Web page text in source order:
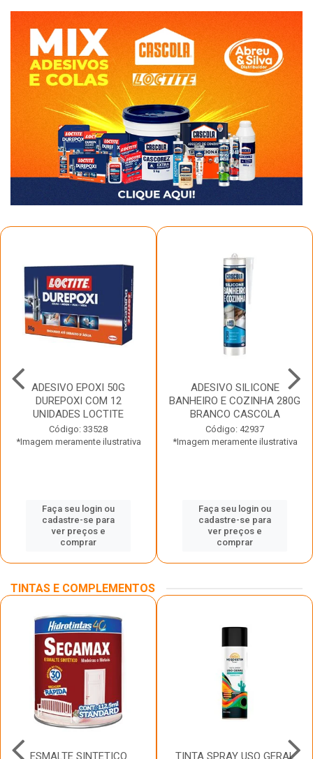
ADESIVO EPOXI 50G
DUREPOXI COM 12
UNIDADES LOCTITE
Código: 33528
*Imagem meramente ilustrativa
Faça seu login ou
cadastre-se para
ver preços e
comprar
ADESIVO SILICONE
BANHEIRO E COZINHA 280G
BRANCO CASCOLA
Código: 42937
*Imagem meramente ilustrativa
Faça seu login ou
cadastre-se para
ver preços e
comprar
TINTAS E COMPLEMENTOS
ESMALTE SINTETICO TINTA SPRAY USO GERAL